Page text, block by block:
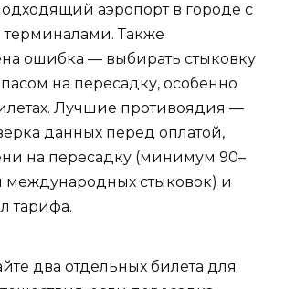
аэропорт в городе с
Также
ошибка — выбирать стыковку
на пересадку, особенно
Лучшие противоядия —
данных перед оплатой,
на пересадку (минимум 90–
международных стыковок) и
тарифа.
два отдельных билета для